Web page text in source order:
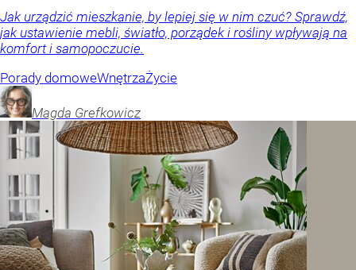
Jak urządzić mieszkanie, by lepiej się w nim czuć? Sprawdź,
jak ustawienie mebli, światło, porządek i rośliny wpływają na
komfort i samopoczucie.
Porady domoweWnętrzaŻycie
Magda Grefkowicz